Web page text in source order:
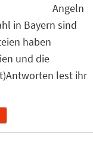
Angeln
in Bayern sind
haben
und die
lest ihr